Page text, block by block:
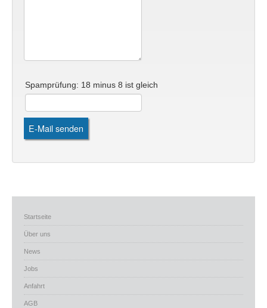
Spamprüfung: 18 minus 8 ist gleich
E-Mail senden
Startseite
Über uns
News
Jobs
Anfahrt
AGB